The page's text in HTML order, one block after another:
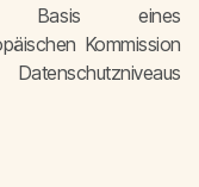
Basis eines
Kommission